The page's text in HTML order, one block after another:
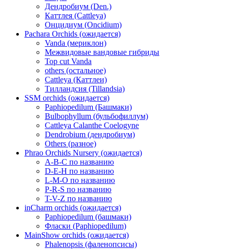
Дендробиум (Den.)
Каттлея (Cattleya)
Онцидиум (Oncidium)
Pachara Orchids (ожидается)
Vanda (мериклон)
Межвидовые вандовые гибриды
Top cut Vanda
others (остальное)
Cattleya (Каттлеи)
Тилландсия (Tillandsia)
SSM orchids (ожидается)
Paphiopedilum (Башмаки)
Bulbophyllum (бульбофиллум)
Cattleya Calanthe Coelogyne
Dendrobium (дендробиум)
Others (разное)
Phrao Orchids Nursery (ожидается)
A-B-C по названию
D-E-H по названию
L-M-O по названию
P-R-S по названию
T-V-Z по названию
inCharm orchids (ожидается)
Paphiopedilum (башмаки)
Фласки (Paphiopedilum)
MainShow orchids (ожидается)
Phalenopsis (фаленопсисы)